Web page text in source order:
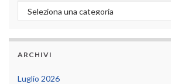
Categorie
ARCHIVI
Luglio 2026